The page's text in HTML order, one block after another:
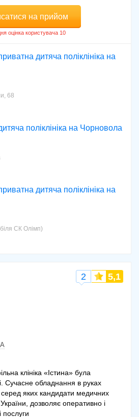
на прийом
дитяча поліклініка на
68
поліклініка на Чорновола
дитяча поліклініка на
СК Олімп)
2 5,1
клініка «Істина» була
Сучасне обладнання в руках
серед яких кандидати медичних
України, дозволяє оперативно і
послуги